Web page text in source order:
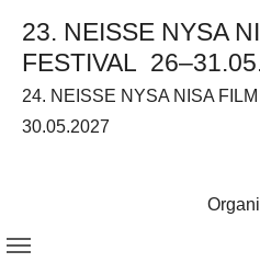
23. NEISSE NYSA
FESTIVAL
24. NEISSE NYSA NISA
30.05.2027